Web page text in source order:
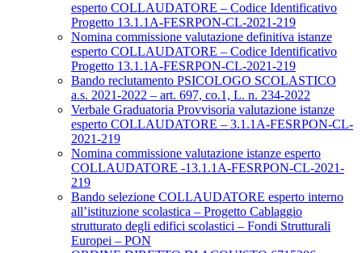
esperto COLLAUDATORE – Codice Identificativo
Progetto 13.1.1A-FESRPON-CL-2021-219
Nomina commissione valutazione definitiva istanze
esperto COLLAUDATORE – Codice Identificativo
Progetto 13.1.1A-FESRPON-CL-2021-219
Bando reclutamento PSICOLOGO SCOLASTICO
a.s. 2021-2022 – art. 697, co.1, L. n. 234-2022
Verbale Graduatoria Provvisoria valutazione istanze
esperto COLLAUDATORE – 3.1.1A-FESRPON-CL-
2021-219
Nomina commissione valutazione istanze esperto
COLLAUDATORE -13.1.1A-FESRPON-CL-2021-
219
Bando selezione COLLAUDATORE esperto interno
all’istituzione scolastica – Progetto Cablaggio
strutturato degli edifici scolastici – Fondi Strutturali
Europei – PON